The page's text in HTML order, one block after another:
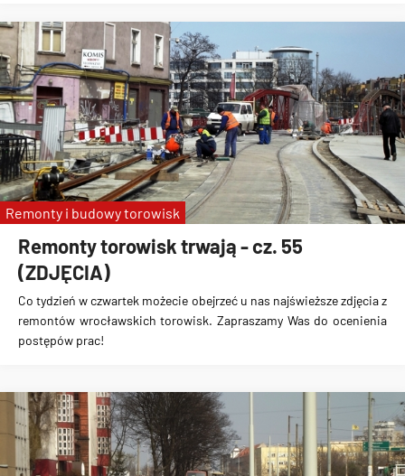
Remonty torowisk trwają - cz. 55
(ZDJĘCIA)
Co tydzień w czwartek możecie obejrzeć u nas najświeższe zdjęcia z
remontów wrocławskich torowisk. Zapraszamy Was do ocenienia
postępów prac!
Remonty i budowy torowisk